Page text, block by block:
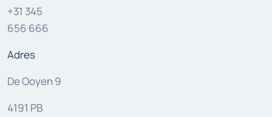
+31 345
656 666
Adres
De Ooyen 9
4191 PB